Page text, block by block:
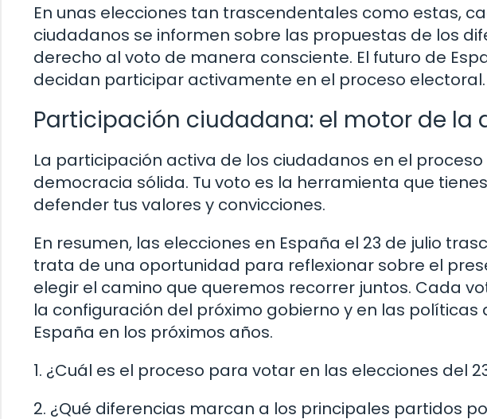
En unas elecciones tan trascendentales como estas,
ciudadanos se informen sobre las propuestas de los
derecho al voto de manera consciente. El futuro de
decidan participar activamente en el proceso electoral.
Participación ciudadana: el motor de la
La participación activa de los ciudadanos en el
democracia sólida. Tu voto es la herramienta que
defender tus valores y convicciones.
En resumen, las elecciones en España el 23 de julio
trata de una oportunidad para reflexionar sobre el
elegir el camino que queremos recorrer juntos. Cada
la configuración del próximo gobierno y en las
España en los próximos años.
1. ¿Cuál es el proceso para votar en las elecciones del
2. ¿Qué diferencias marcan a los principales partidos